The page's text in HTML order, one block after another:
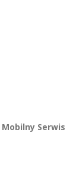
Mobilny Serwis